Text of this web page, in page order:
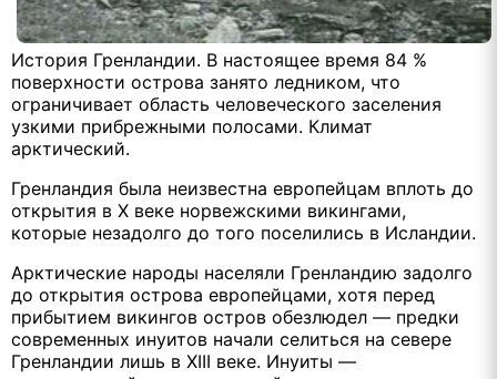
История Гренландии. В настоящее время 84 %
поверхности острова занято ледником, что
ограничивает область человеческого заселения
узкими прибрежными полосами. Климат
арктический.
Гренландия была неизвестна европейцам вплоть до
открытия в X веке норвежскими викингами,
которые незадолго до того поселились в Исландии.
Арктические народы населяли Гренландию задолго
до открытия острова европейцами, хотя перед
прибытием викингов остров обезлюдел — предки
современных инуитов начали селиться на севере
Гренландии лишь в XIII веке. Инуиты —